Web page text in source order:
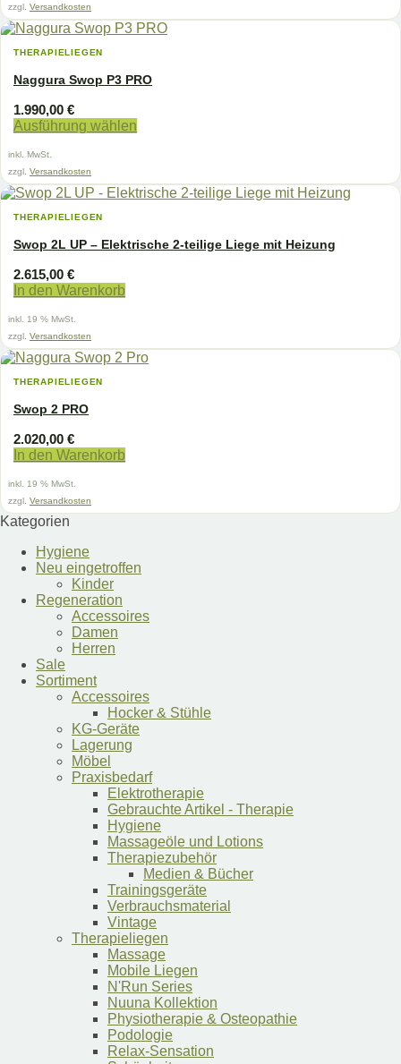
zzgl. Versandkosten
THERAPIELIEGEN
Naggura Swop P3 PRO
1.990,00 €
Ausführung wählen
Produkt
weist
mehrere
Varianten
auf.
Die
Optionen
können
auf
der
Produktseite
gewählt
werden
inkl. MwSt.
zzgl. Versandkosten
THERAPIELIEGEN
Swop 2L UP – Elektrische 2-teilige Liege mit Heizung
2.615,00 €
In den Warenkorb
inkl. 19 % MwSt.
zzgl. Versandkosten
THERAPIELIEGEN
Swop 2 PRO
2.020,00 €
In den Warenkorb
inkl. 19 % MwSt.
zzgl. Versandkosten
Kategorien
Hygiene
Neu eingetroffen
Kinder
Regeneration
Accessoires
Damen
Herren
Sale
Sortiment
Accessoires
Hocker & Stühle
KG-Geräte
Lagerung
Möbel
Praxisbedarf
Elektrotherapie
Gebrauchte Artikel - Therapie
Hygiene
Massageöle und Lotions
Therapiezubehör
Medien & Bücher
Trainingsgeräte
Verbrauchsmaterial
Vintage
Therapieliegen
Massage
Mobile Liegen
N'Run Series
Nuuna Kollektion
Physiotherapie & Osteopathie
Podologie
Relax-Sensation